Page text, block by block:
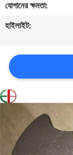
যোগাযোগ
করুন
খবর
উদ্ধৃতির
আবেদন
যোগানের ক্ষমতা:
হাইলাইট: